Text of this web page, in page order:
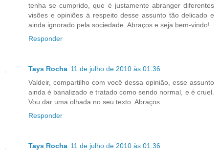
tenha se cumprido, que é justamente abranger diferentes
visões e opiniões à respeito desse assunto tão delicado e
ainda ignorado pela sociedade. Abraços e seja bem-vindo!
Responder
Tays Rocha 11 de julho de 2010 às 01:36
Valdeir, compartilho com você dessa opinião, esse assunto
ainda é banalizado e tratado como sendo normal, e é cruel.
Vou dar uma olhada no seu texto. Abraços.
Responder
Tays Rocha 11 de julho de 2010 às 01:36